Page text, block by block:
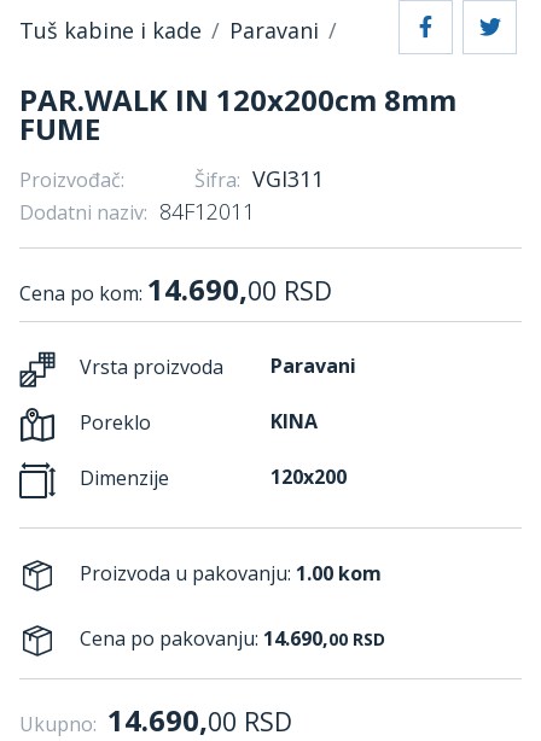
Tuš kabine i kade Paravani
PAR.WALK IN 120x200cm 8mm
FUME
Proizvođač: Šifra: VGI311
Dodatni naziv: 84F12011
Cena po kom: 14.690,00 RSD
Vrsta proizvoda Paravani
Poreklo KINA
Dimenzije 120x200
Proizvoda u pakovanju: 1.00 kom
Cena po pakovanju: 14.690,00 RSD
Ukupno: 14.690,00 RSD